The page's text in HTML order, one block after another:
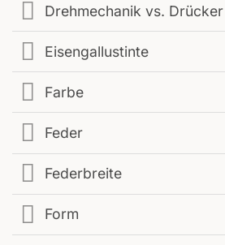
Drehmechanik vs. Drücker
Eisengallustinte
Farbe
Feder
Federbreite
Form